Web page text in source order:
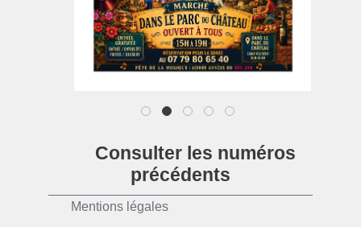
1 2 3 4 5
Consulter les numéros
précédents
Mentions légales